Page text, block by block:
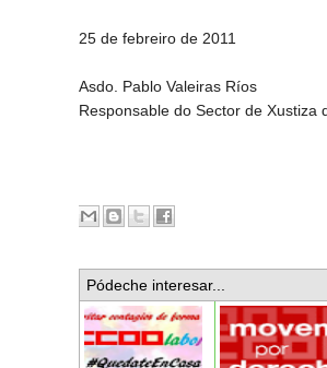
25 de febreiro de 2011
Asdo. Pablo Valeiras Ríos
Responsable do Sector de Xustiza
Pódeche interesar...